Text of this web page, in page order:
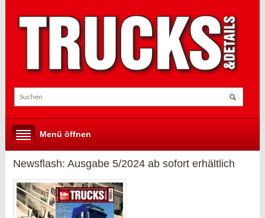
Menü öffnen
Newsflash: Ausgabe 5/2024 ab sofort erhältlich